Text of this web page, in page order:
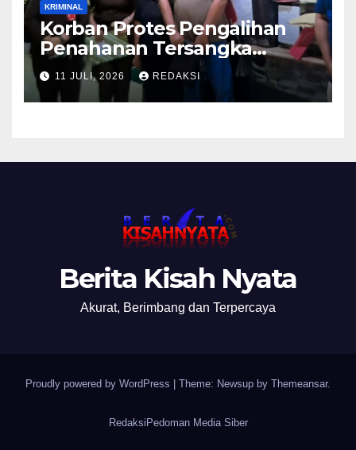
KRIMINAL
Korban Protes Pengalihan
Penahanan Tersangka
Pemalsuan Merek Skincare,
Kasi Penkum Kejati Jatim:
Nanti Saya Tegur Jaksanya
11 JULI, 2026 REDAKSI
Berita Kisah Nyata
Akurat, Berimbang dan Terpercaya
Proudly powered by WordPress Theme: Newsup by Themeansar.
RedaksiPedoman Media Siber